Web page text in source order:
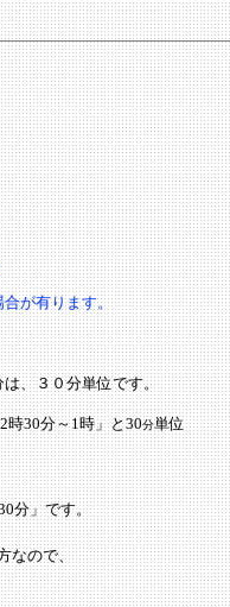
が有ります。
、３０分単位です。
時30分～1時」と30分単位
分」です。
なので、